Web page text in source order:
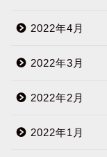
2022年4月
2022年3月
2022年2月
2022年1月